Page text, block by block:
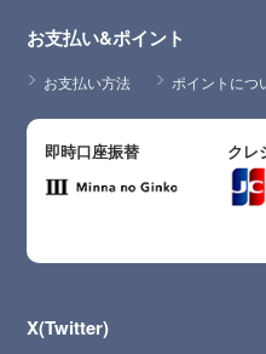
お支払い&ポイント
お支払い方法 ポイントにつ
即時口座振替 クレ
X(Twitter)